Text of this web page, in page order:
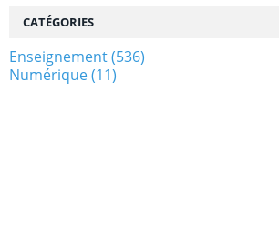
CATÉGORIES
Enseignement(536)
Numérique(11)